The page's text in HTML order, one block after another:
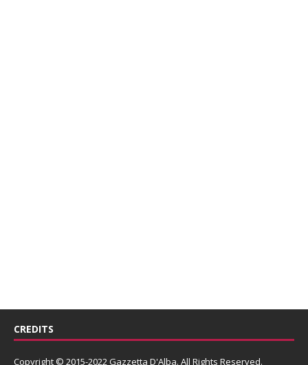
CREDITS
Copyright © 2015-2022 Gazzetta D'Alba. All Rights Reserved.